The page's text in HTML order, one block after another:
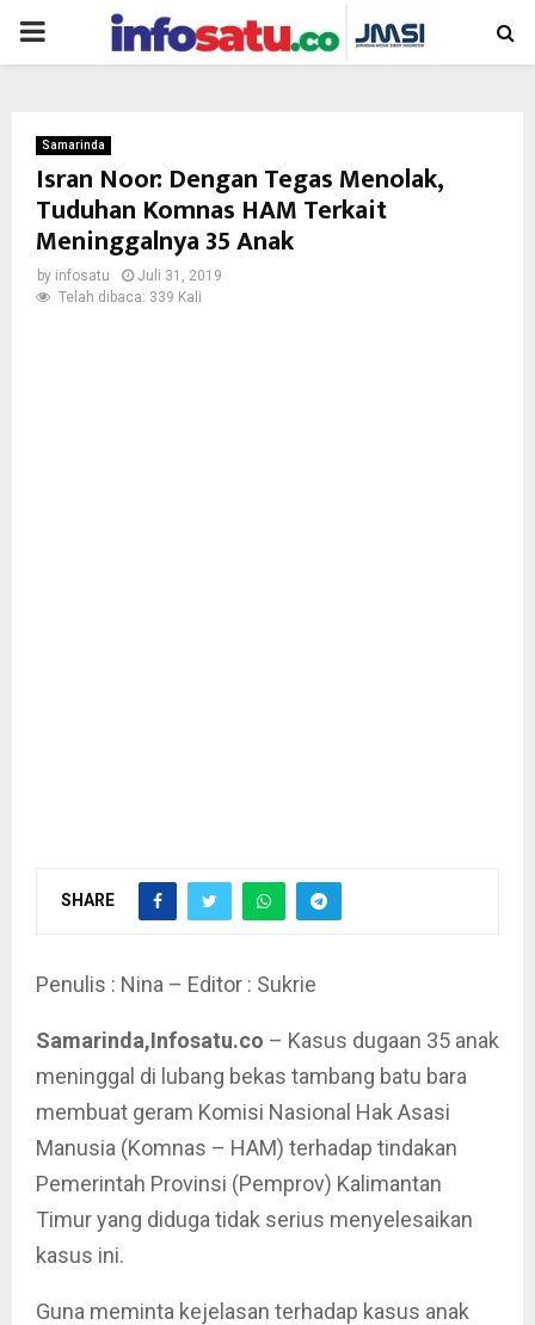
PRIMARY
Samarinda
Isran Noor: Dengan Tegas Menolak,
Tuduhan Komnas HAM Terkait
Meninggalnya 35 Anak
by infosatu
Juli 31, 2019
Telah dibaca: 339 Kali
SHARE
Penulis : Nina – Editor : Sukrie
Samarinda,Infosatu.co – Kasus dugaan 35 anak
meninggal di lubang bekas tambang batu bara
membuat geram Komisi Nasional Hak Asasi
Manusia (Komnas – HAM) terhadap tindakan
Pemerintah Provinsi (Pemprov) Kalimantan
Timur yang diduga tidak serius menyelesaikan
kasus ini.
Guna meminta kejelasan terhadap kasus anak